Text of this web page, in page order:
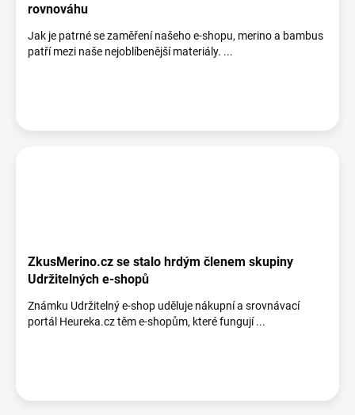
rovnováhu
Jak je patrné se zaměření našeho e-shopu, merino a bambus
patří mezi naše nejoblíbenější materiály. ...
ZkusMerino.cz se stalo hrdým členem skupiny
Udržitelných e-shopů
Známku Udržitelný e-shop uděluje nákupní a srovnávací
portál Heureka.cz těm e-shopům, které fungují ...